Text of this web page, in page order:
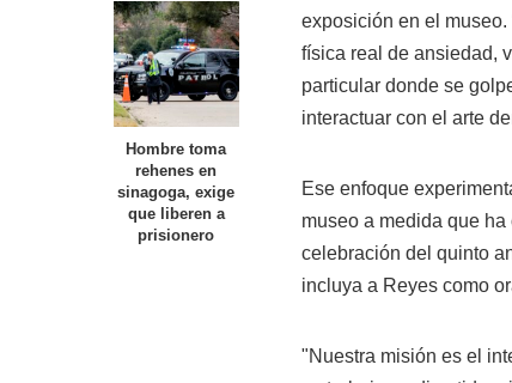
Hombre toma
rehenes en
sinagoga, exige
que liberen a
prisionero
exposición en el museo.
física real de ansiedad,
particular donde se
interactuar con el arte
Ese enfoque
museo a medida que
celebración del quinto
incluya a Reyes como
"Nuestra misión es el